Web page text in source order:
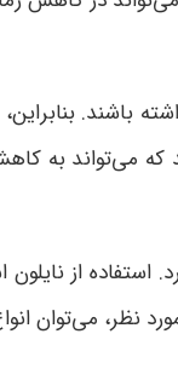
باشند.
که می‌تواند به
استفاده از
می‌توان